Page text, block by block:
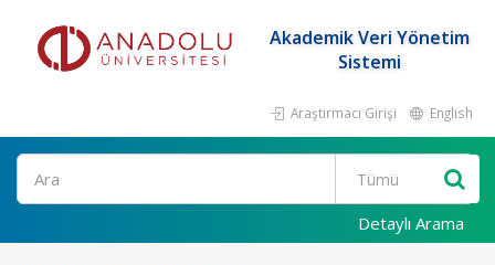
Akademik Veri Yönetim
Sistemi
Araştırmacı Girişi English
Ara
Detaylı Arama